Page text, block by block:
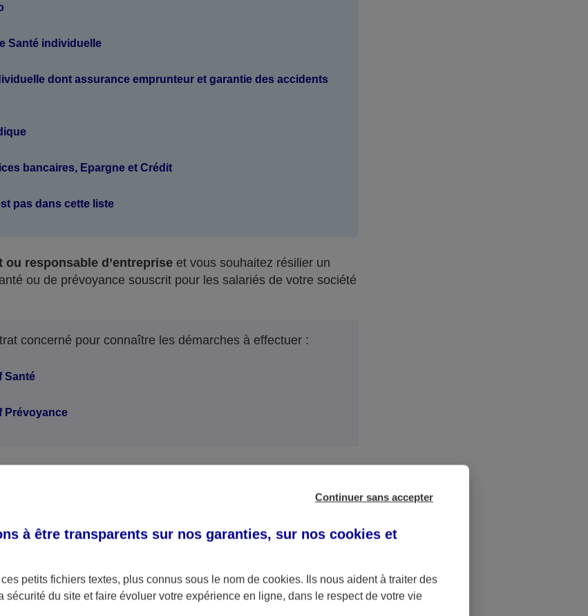
Santé individuelle
dont assurance emprunteur et garantie des accidents
bancaires, Epargne et Crédit
pas dans cette liste
ou responsable d’entreprise et vous souhaitez résilier un
ou de prévoyance souscrit pour les salariés de votre société
concerné pour connaître les démarches à effectuer :
Santé
Prévoyance
souhaitez résilier ne se trouve pas dans la liste ?
AXA, vous trouverez ses coordonnées dans votre Espace
Continuer sans accepter
à être transparents sur nos garanties, sur nos cookies et
petits fichiers textes, plus connus sous le nom de cookies. Ils nous aident à traiter des
du site et faire évoluer votre expérience en ligne, dans le respect de votre vie